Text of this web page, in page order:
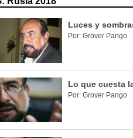
Luces y
Por: Grover Pango
Lo que cuesta
Por: Grover Pango